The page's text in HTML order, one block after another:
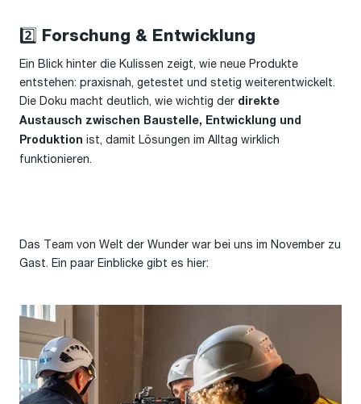
2️⃣ Forschung & Entwicklung
Ein Blick hinter die Kulissen zeigt, wie neue Produkte
entstehen: praxisnah, getestet und stetig weiterentwickelt.
Die Doku macht deutlich, wie wichtig der direkte
Austausch zwischen Baustelle, Entwicklung und
Produktion ist, damit Lösungen im Alltag wirklich
funktionieren.
Das Team von Welt der Wunder war bei uns im November zu
Gast. Ein paar Einblicke gibt es hier: